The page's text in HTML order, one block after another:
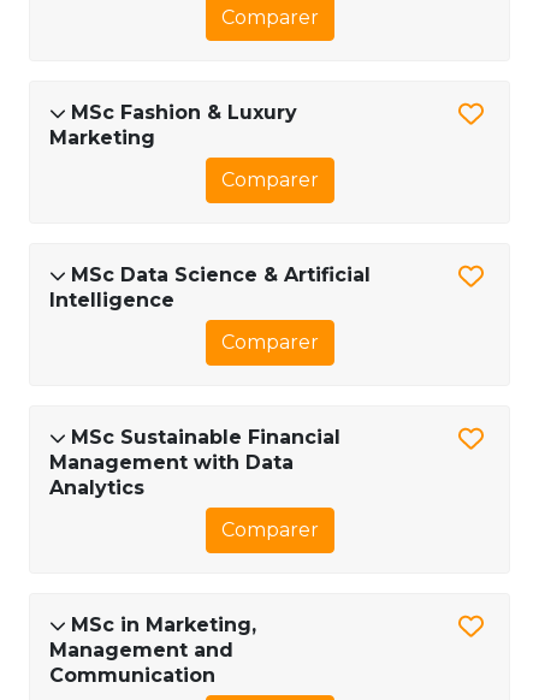
Comparer
MSc Fashion & Luxury
Marketing
Comparer
MSc Data Science & Artificial
Intelligence
Comparer
MSc Sustainable Financial
Management with Data
Analytics
Comparer
MSc in Marketing,
Management and
Communication